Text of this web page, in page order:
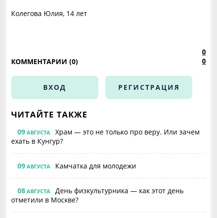
Колегова Юлия, 14 лет
0
0
КОММЕНТАРИИ (0)
ВХОД РЕГИСТРАЦИЯ
ЧИТАЙТЕ ТАКЖЕ
09 АВГУСТА
Храм — это не только про веру. Или зачем
ехать в Кунгур?
09 АВГУСТА Камчатка для молодежи
08 АВГУСТА
День физкультурника — как этот день
отметили в Москве?